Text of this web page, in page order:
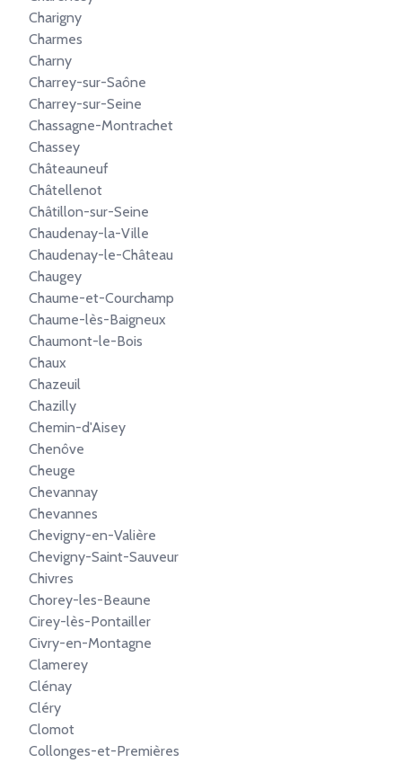
Charigny
Charmes
Charny
Charrey-sur-Saône
Charrey-sur-Seine
Chassagne-Montrachet
Chassey
Châteauneuf
Châtellenot
Châtillon-sur-Seine
Chaudenay-la-Ville
Chaudenay-le-Château
Chaugey
Chaume-et-Courchamp
Chaume-lès-Baigneux
Chaumont-le-Bois
Chaux
Chazeuil
Chazilly
Chemin-d'Aisey
Chenôve
Cheuge
Chevannay
Chevannes
Chevigny-en-Valière
Chevigny-Saint-Sauveur
Chivres
Chorey-les-Beaune
Cirey-lès-Pontailler
Civry-en-Montagne
Clamerey
Clénay
Cléry
Clomot
Collonges-et-Premières